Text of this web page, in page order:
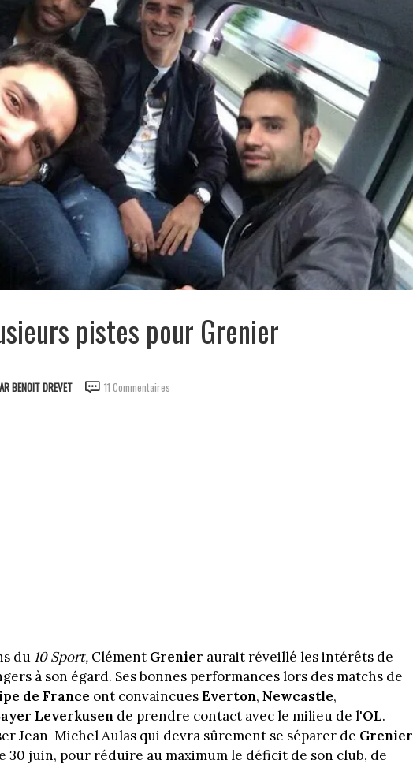
pistes pour Grenier
BENOIT DREVET 11 Commentaires
du 10 Sport, Clément Grenier aurait réveillé les intérêts de
à son égard. Ses bonnes performances lors des matchs de
de France ont convaincuesEverton, Newcastle,
Leverkusen de prendre contact avec le milieu de l'OL.
Jean-Michel Aulas qui devra sûrement se séparer de Grenier
30 juin, pour réduire au maximum le déficit de son club, de